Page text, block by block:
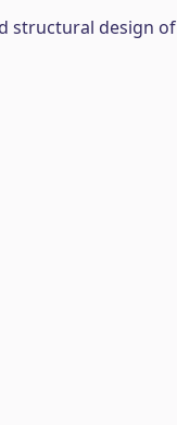
structural design of